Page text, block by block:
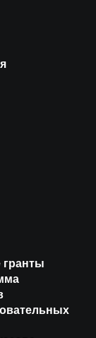
гранты